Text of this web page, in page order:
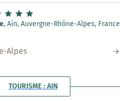
, Ain, Auvergne-Rhône-Alpes, France
Alpes
TOURISME : AIN